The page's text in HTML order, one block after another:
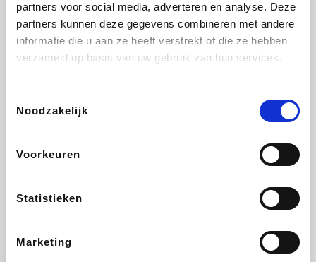
partners voor social media, adverteren en analyse. Deze
partners kunnen deze gegevens combineren met andere
informatie die u aan ze heeft verstrekt of die ze hebben
verzameld op basis van uw gebruik van hun services.
Noodzakelijk
Voorkeuren
Statistieken
Marketing
DectDirect
Brussels Airlines
EuroGifts Get Your Guide